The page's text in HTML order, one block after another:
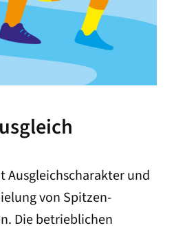
Ausgleichs­charakter und
von Spitzen­
Die betrieblichen